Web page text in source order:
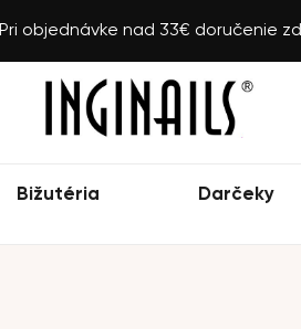
Pri objednávke nad 33€ doručenie
Bižutéria Darčeky